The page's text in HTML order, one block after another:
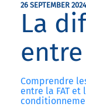
26 SEPTEMBER 2024
La
entre
Comprendre
entre la FAT et